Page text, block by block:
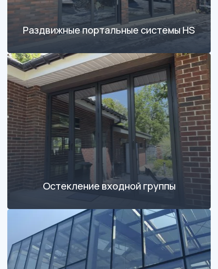
Раздвижные портальные системы HS
Остекление входной группы